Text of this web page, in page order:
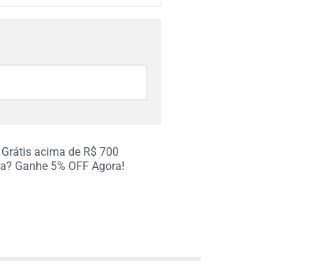
R$123.00
R$123.00
acima de R$ 700
Ganhe 5% OFF Agora!